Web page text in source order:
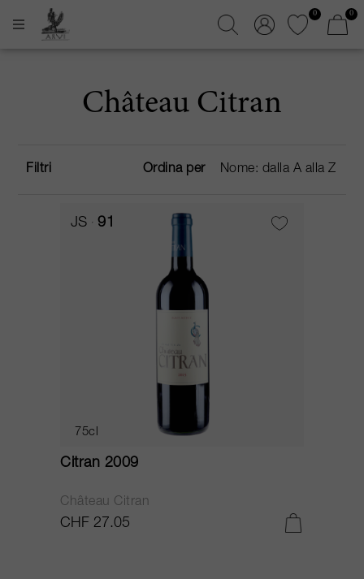
0 0
Château Citran
Filtri Ordina per
JS 91
75cl
Citran 2009
Château Citran
CHF 27.05